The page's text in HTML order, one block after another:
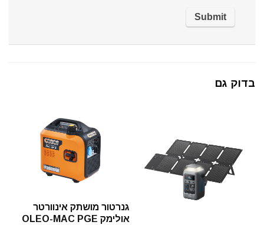
בדוק גם
גנרטור מושתק אינוורטר
אולימק OLEO-MAC PGE